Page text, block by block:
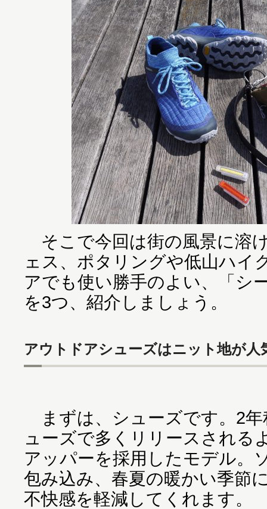
そこで今回は街の風景に溶
ェス、ポタリングや低山ハイ
アでも使い勝手のよい、「シ
を3つ、紹介しましょう。
アウトドアシューズはニット地が人
まずは、シューズです。2
ューズで多くリリースされる
アッパーを採用したモデル。
包み込み、春夏の暖かい季節
不快感を軽減してくれます。